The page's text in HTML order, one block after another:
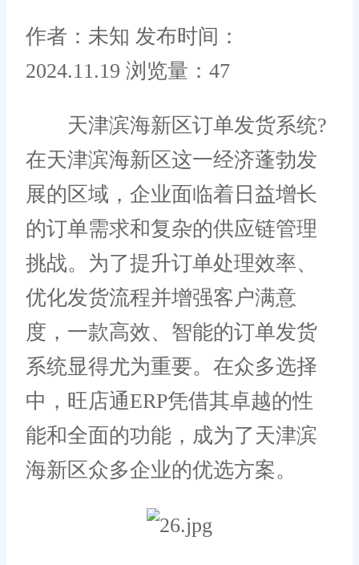
作者：未知 发布时间：
2024.11.19 浏览量：47
天津滨海新区订单发货系统?
在天津滨海新区这一经济蓬勃发
展的区域，企业面临着日益增长
的订单需求和复杂的供应链管理
挑战。为了提升订单处理效率、
优化发货流程并增强客户满意
度，一款高效、智能的订单发货
系统显得尤为重要。在众多选择
中，旺店通ERP凭借其卓越的性
能和全面的功能，成为了天津滨
海新区众多企业的优选方案。